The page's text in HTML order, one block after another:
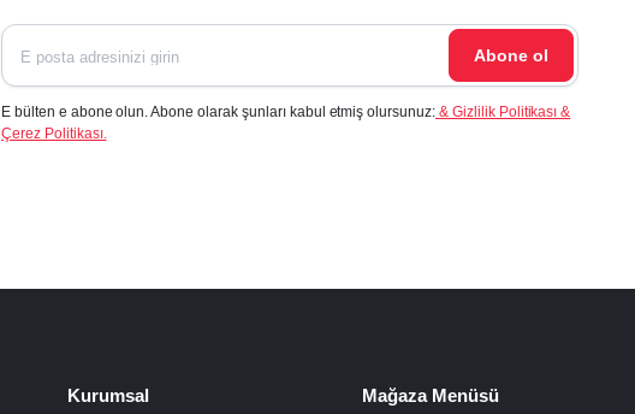
Abone ol
E bülten e abone olun. Abone olarak şunları kabul etmiş olursunuz: & Gizlilik Politikası &
Çerez Politikası.
Kurumsal Mağaza Menüsü